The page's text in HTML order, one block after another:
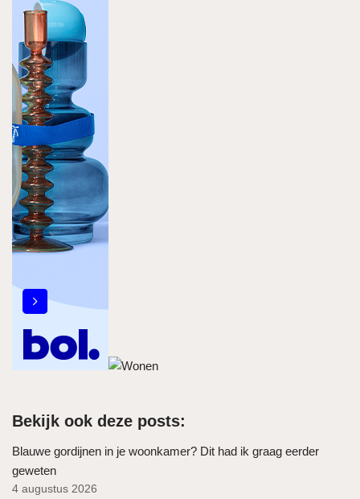
Bekijk ook deze posts:
Blauwe gordijnen in je woonkamer? Dit had ik graag eerder
geweten
4 augustus 2026